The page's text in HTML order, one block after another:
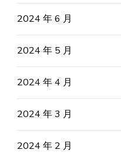
2024 年 6 月
2024 年 5 月
2024 年 4 月
2024 年 3 月
2024 年 2 月